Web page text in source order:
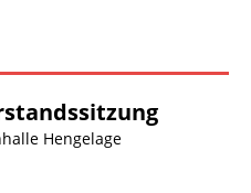
Hengelage